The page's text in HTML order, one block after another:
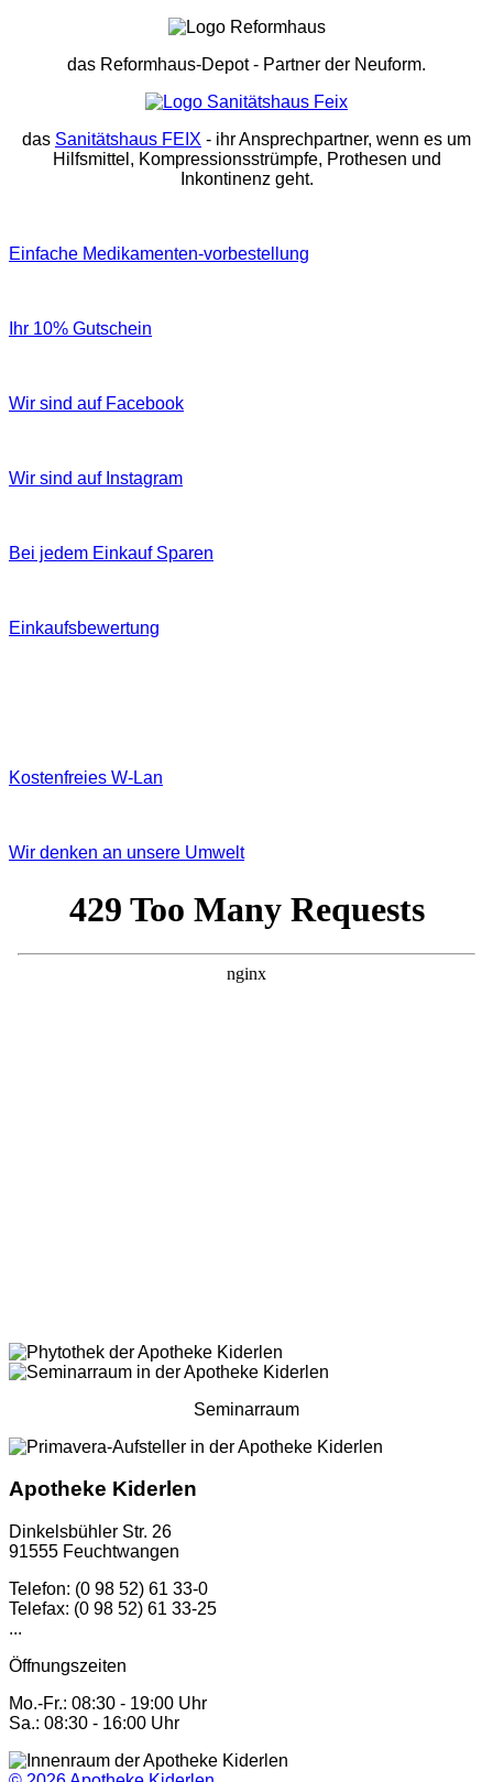
das Reformhaus-Depot- Partner der Neuform.
das Sanitätshaus FEIX - ihr Ansprechpartner, wenn es um
Hilfsmittel, Kompressionsstrümpfe, Prothesen und
Inkontinenz geht.
Einfache Medikamenten-vorbestellung
Ihr 10% Gutschein
Wir sind auf Facebook
Wir sind auf Instagram
Bei jedem Einkauf Sparen
Einkaufsbewertung
Kostenfreies W‐Lan
Wir denken an unsere Umwelt
Seminarraum
Apotheke Kiderlen
Dinkelsbühler Str. 26
91555 Feuchtwangen
Telefon: (0 98 52) 61 33-0
Telefax: (0 98 52) 61 33-25
...
Öffnungszeiten
Mo.-Fr.: 08:30 - 19:00 Uhr
Sa.: 08:30 - 16:00 Uhr